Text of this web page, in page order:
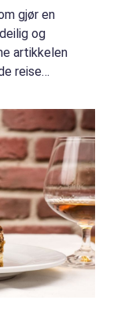
gjør en
og
artikkelen
reise